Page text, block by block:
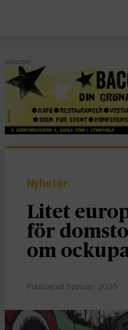
ANNONS
Nyheter
Litet
för
om
Publicerad 3 januari, 2023